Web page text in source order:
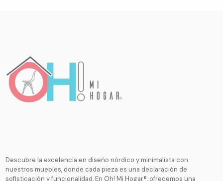
Descubre la excelencia en diseño nórdico y minimalista con
nuestros muebles, donde cada pieza es una declaración de
sofisticación y funcionalidad. En Oh! Mi Hogar®, ofrecemos una